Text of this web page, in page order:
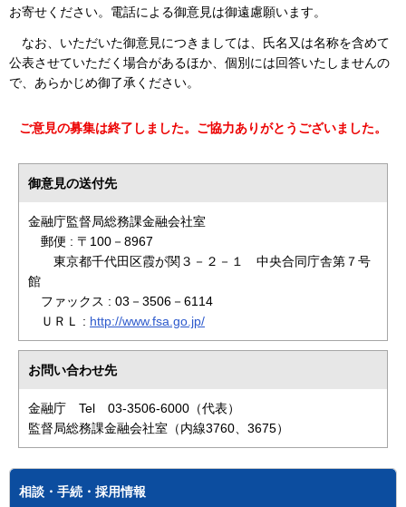
お寄せください。電話による御意見は御遠慮願います。
なお、いただいた御意見につきましては、氏名又は名称を含めて
公表させていただく場合があるほか、個別には回答いたしませんの
で、あらかじめ御了承ください。
ご意見の募集は終了しました。ご協力ありがとうございました。
御意見の送付先
金融庁監督局総務課金融会社室
郵便 : 〒100－8967
東京都千代田区霞が関３－２－１ 中央合同庁舎第７号
館
ファックス : 03－3506－6114
ＵＲＬ : http://www.fsa.go.jp/
お問い合わせ先
金融庁 Tel 03-3506-6000（代表）
監督局総務課金融会社室（内線3760、3675）
相談・手続・採用情報